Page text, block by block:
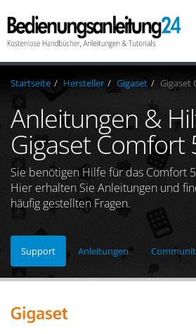
Startseite Hersteller Gigaset Gigaset
Anleitungen &
Gigaset Comfort
Sie benötigen Hilfe für das Comfort
Hier erhalten Sie Anleitungen und
häufig gestellten Fragen.
Support Anleitungen